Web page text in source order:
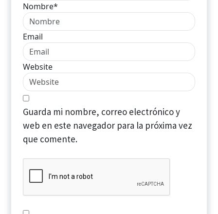
Nombre*
Email
Website
Guarda mi nombre, correo electrónico y
web en este navegador para la próxima vez
que comente.